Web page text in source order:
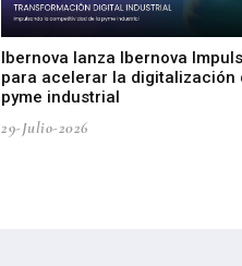
Ibernova lanza Ibernova
para acelerar la digitalización
pyme industrial
29-Julio-2026